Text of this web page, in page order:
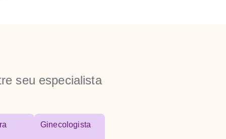
seu especialista
Ginecologista